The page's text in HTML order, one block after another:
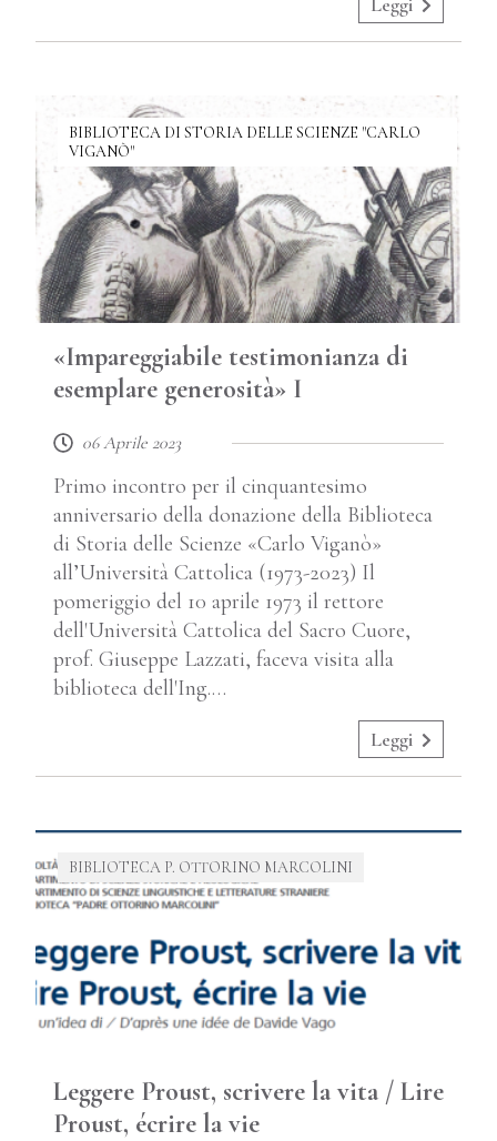
BIBLIOTECA DI STORIA DELLE SCIENZE "CARLO
VIGANÒ"
«Impareggiabile testimonianza di
esemplare generosità» I
06 Aprile 2023
Primo incontro per il cinquantesimo
anniversario della donazione della Biblioteca
di Storia delle Scienze «Carlo Viganò»
all’Università Cattolica (1973-2023) Il
pomeriggio del 10 aprile 1973 il rettore
dell'Università Cattolica del Sacro Cuore,
prof. Giuseppe Lazzati, faceva visita alla
biblioteca dell'Ing.…
Leggi
BIBLIOTECA P. OTTORINO MARCOLINI
Leggere Proust, scrivere la vita / Lire
Proust, écrire la vie